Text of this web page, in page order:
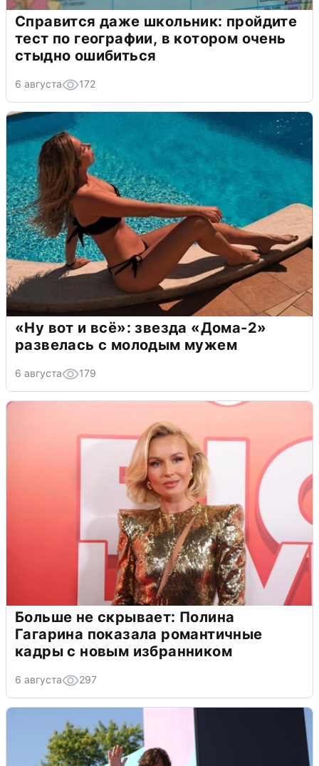
Справится даже школьник: пройдите
тест по географии, в котором очень
стыдно ошибиться
6 августа 172
«Ну вот и всё»: звезда «Дома-2»
развелась с молодым мужем
6 августа 179
Больше не скрывает: Полина
Гагарина показала романтичные
кадры с новым избранником
6 августа 297